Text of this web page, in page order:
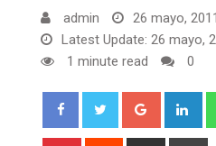
admin
26 mayo, 2011
Latest Update: 26 mayo,
1 minute read
0
Google+